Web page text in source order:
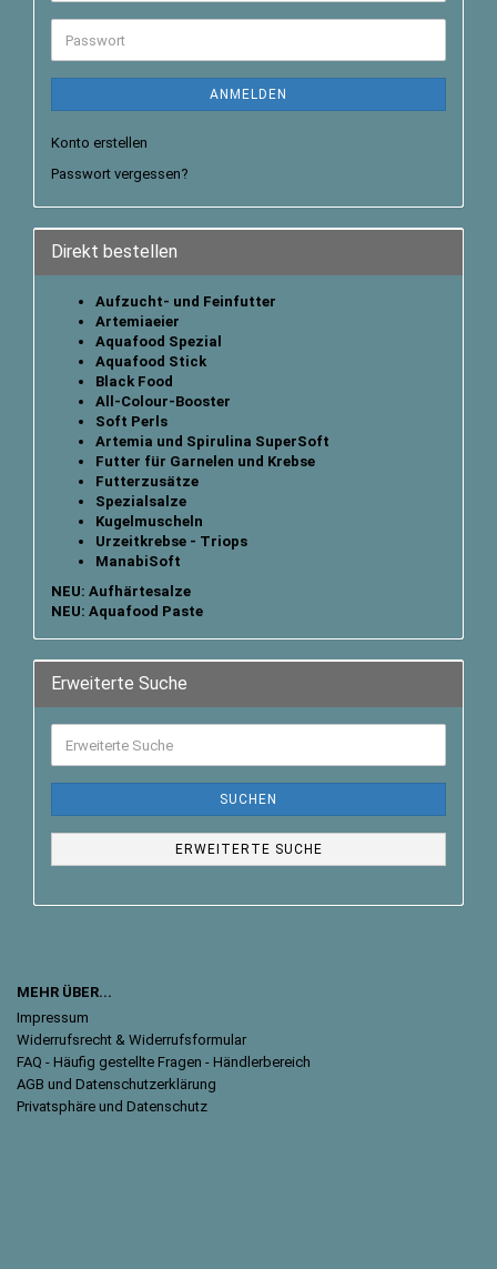
ANMELDEN
Konto erstellen
Passwort vergessen?
Direkt bestellen
Aufzucht- und Feinfutter
Artemiaeier
Aquafood Spezial
Aquafood Stick
B lack Food
All-Colour-Booster
Soft Perls
Artemia und Spirulina SuperSoft
Futter für Garnelen und Krebse
Futterzusätze
Spezialsalze
Kugelmuscheln
Urzeitkrebse - Triops
ManabiSoft
NEU: Aufhärtesalze
NEU: Aquafood Paste
Erweiterte Suche
SUCHEN
ERWEITERTE SUCHE
MEHR ÜBER...
Impressum
Widerrufsrecht & Widerrufsformular
FAQ - Häufig gestellte Fragen - Händlerbereich
AGB und Datenschutzerklärung
Privatsphäre und Datenschutz